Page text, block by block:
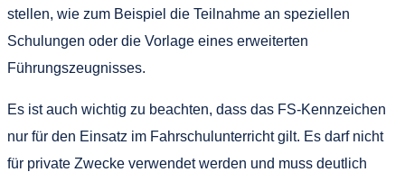
stellen, wie zum Beispiel die Teilnahme an speziellen
Schulungen oder die Vorlage eines erweiterten
Führungszeugnisses.
Es ist auch wichtig zu beachten, dass das FS-Kennzeichen
nur für den Einsatz im Fahrschulunterricht gilt. Es darf nicht
für private Zwecke verwendet werden und muss deutlich